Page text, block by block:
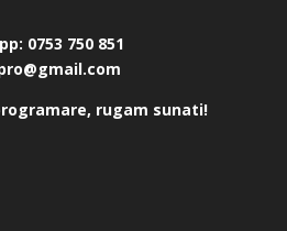
0753 750 851
rugam sunati!